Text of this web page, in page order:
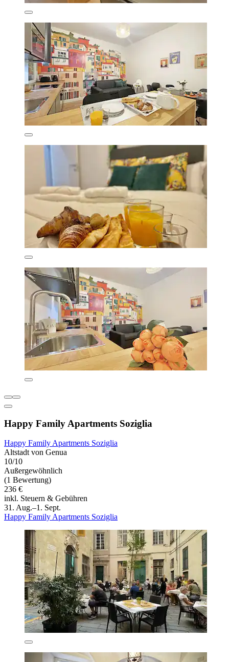
Happy Family Apartments Soziglia
Happy Family Apartments Soziglia
Altstadt von Genua
10/10
Außergewöhnlich
(1 Bewertung)
236 €
inkl. Steuern & Gebühren
31. Aug.–1. Sept.
Happy Family Apartments Soziglia